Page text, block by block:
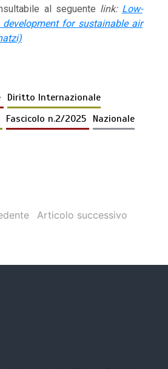
al seguente link: Low-
for sustainable air
Diritto Internazionale
Fascicolo n.2/2025 Nazionale
Articolo successivo